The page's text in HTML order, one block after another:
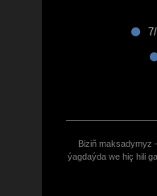
Biziñ maksadymyz
ýagdaýda we hiç hili